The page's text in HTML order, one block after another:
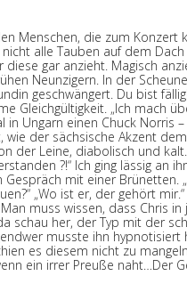
Menschen, die zum
alle Tauben auf dem
diese gar anzieht. Magisch
Neunzigern. In der
geschwängert. Du bist
Gleichgültigkeit. „Ich mach
in Ungarn einen Chuck
wie der sächsische Akzent
der Leine, diabolisch und
?!“ Ich ging lässig an
Gespräch mit einer
„Wo ist er, der gehört
muss wissen, dass Chris
schau her, der Typ mit der
musste ihn
es diesem nicht zu
ein irrer Preuße naht…Der